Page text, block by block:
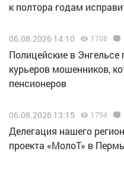
к полтора годам
06.08.2026 14:10 1708
Полицейские в
курьеров мошенников,
пенсионеров
06.08.2026 13:15 1794
Делегация нашего
проекта «МолоТ» в Пермь